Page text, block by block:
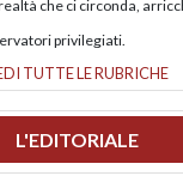
che ci circonda,
privilegiati.
TUTTE LE RUBRICHE
L'EDITORIALE